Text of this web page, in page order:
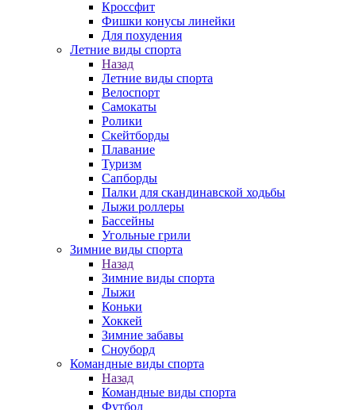
Кроссфит
Фишки конусы линейки
Для похудения
Летние виды спорта
Назад
Летние виды спорта
Велоспорт
Самокаты
Ролики
Скейтборды
Плавание
Туризм
Сапборды
Палки для скандинавской ходьбы
Лыжи роллеры
Бассейны
Угольные грили
Зимние виды спорта
Назад
Зимние виды спорта
Лыжи
Коньки
Хоккей
Зимние забавы
Сноуборд
Командные виды спорта
Назад
Командные виды спорта
Футбол